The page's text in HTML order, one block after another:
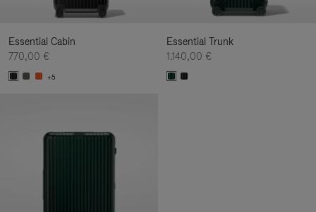
Essential Cabin
770,00 €
+5
Essential Trunk
1.140,00 €